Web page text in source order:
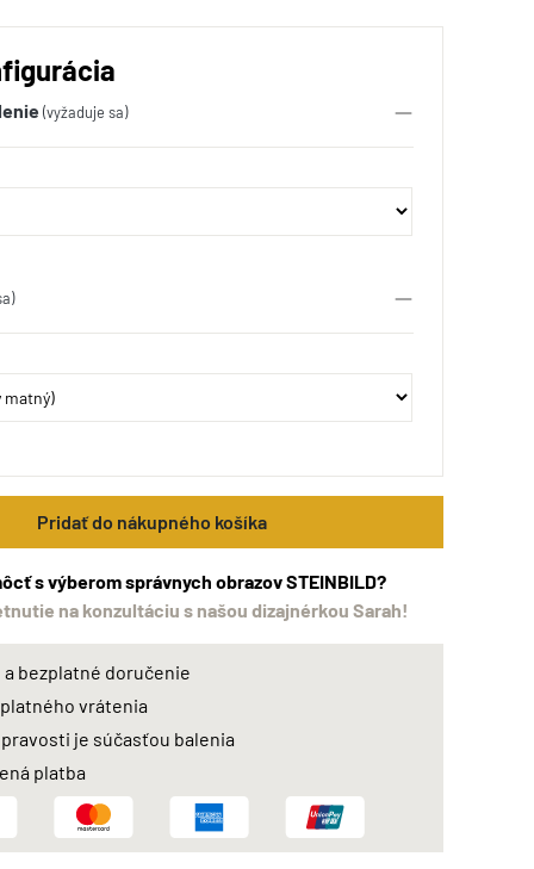
(vyžaduje sa)
Pridať do nákupného košíka
s výberom správnych obrazov STEINBILD?
na konzultáciu s našou dizajnérkou Sarah!
bezplatné doručenie
vrátenia
je súčasťou balenia
platba